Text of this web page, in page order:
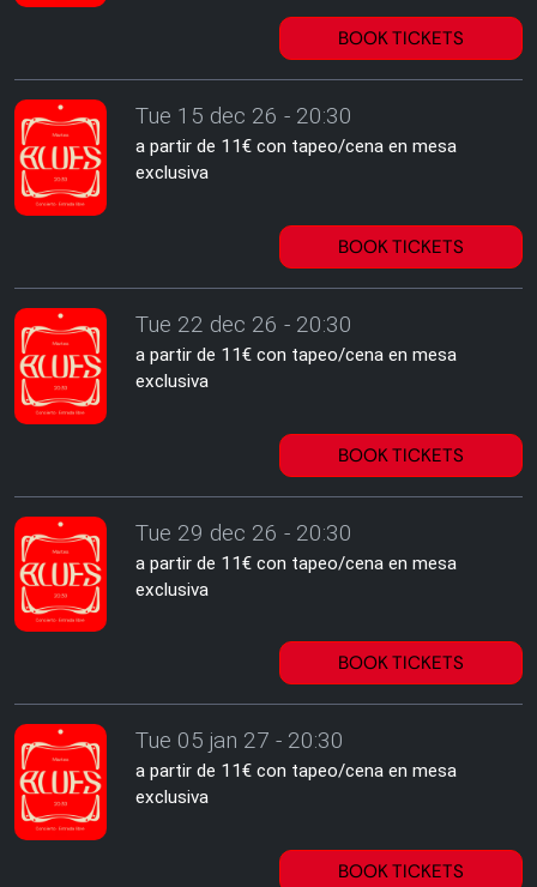
BOOK TICKETS
Tue 15 dec 26 - 20:30
a partir de 11€ con tapeo/cena en mesa
exclusiva
BOOK TICKETS
Tue 22 dec 26 - 20:30
a partir de 11€ con tapeo/cena en mesa
exclusiva
BOOK TICKETS
Tue 29 dec 26 - 20:30
a partir de 11€ con tapeo/cena en mesa
exclusiva
BOOK TICKETS
Tue 05 jan 27 - 20:30
a partir de 11€ con tapeo/cena en mesa
exclusiva
BOOK TICKETS